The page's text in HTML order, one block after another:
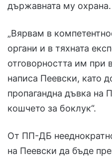
държавната му охрана.
„Вярвам в
органи и в тяхната
отговорността им при
написа Пеевски, като
пропагандна дъвка на
кошчето за боклук“.
От ПП-ДБ
на Пеевски да бъде